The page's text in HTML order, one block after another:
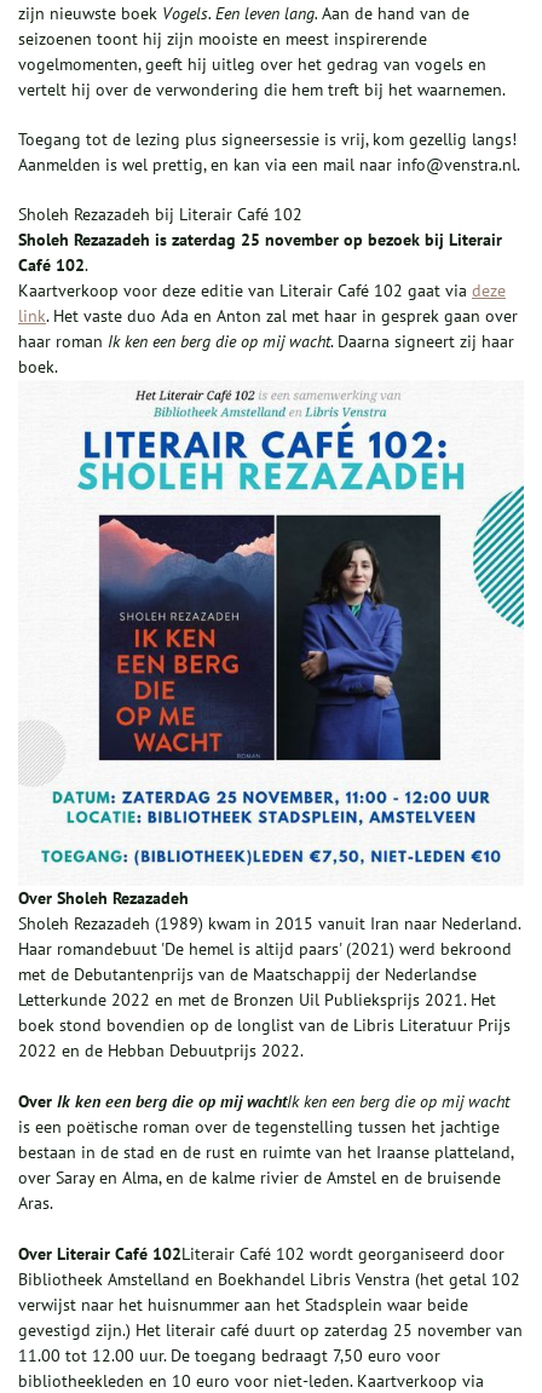
zijn nieuwste boek Vogels. Een leven lang. Aan de hand van de
seizoenen toont hij zijn mooiste en meest inspirerende
vogelmomenten, geeft hij uitleg over het gedrag van vogels en
vertelt hij over de verwondering die hem treft bij het waarnemen.
Toegang tot de lezing plus signeersessie is vrij, kom gezellig langs!
Aanmelden is wel prettig, en kan via een mail naar info@venstra.nl.
Sholeh Rezazadeh bij Literair Café 102
Sholeh Rezazadeh is zaterdag 25 november op bezoek bij Literair
Café 102.
Kaartverkoop voor deze editie van Literair Café 102 gaat via deze
link. Het vaste duo Ada en Anton zal met haar in gesprek gaan over
haar roman Ik ken een berg die op mij wacht. Daarna signeert zij haar
boek.
Over Sholeh Rezazadeh
Sholeh Rezazadeh (1989) kwam in 2015 vanuit Iran naar Nederland.
Haar romandebuut 'De hemel is altijd paars' (2021) werd bekroond
met de Debutantenprijs van de Maatschappij der Nederlandse
Letterkunde 2022 en met de Bronzen Uil Publieksprijs 2021. Het
boek stond bovendien op de longlist van de Libris Literatuur Prijs
2022 en de Hebban Debuutprijs 2022.
Over Ik ken een berg die op mij wachtIk ken een berg die op mij wacht
is een poëtische roman over de tegenstelling tussen het jachtige
bestaan in de stad en de rust en ruimte van het Iraanse platteland,
over Saray en Alma, en de kalme rivier de Amstel en de bruisende
Aras.
Over Literair Café 102Literair Café 102 wordt georganiseerd door
Bibliotheek Amstelland en Boekhandel Libris Venstra (het getal 102
verwijst naar het huisnummer aan het Stadsplein waar beide
gevestigd zijn.) Het literair café duurt op zaterdag 25 november van
11.00 tot 12.00 uur. De toegang bedraagt 7,50 euro voor
bibliotheekleden en 10 euro voor niet-leden. Kaartverkoop via